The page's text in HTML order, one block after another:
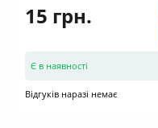
15 грн.
Є в наявності
Відгуків наразі немає